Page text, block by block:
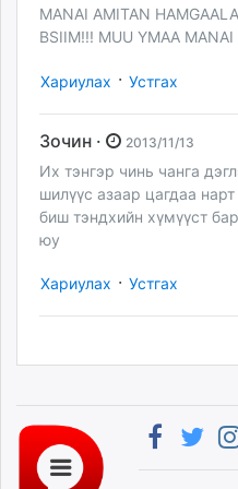
MANAI AMITAN
BSIIM!!! MUU YMAA
Хариулах · Устгах
Зочин · 2013/11/13
Их тэнгэр чинь чанга
шилүүс азаар цагдаа
биш тэндхийн хүмүүст
юу
Хариулах · Устгах